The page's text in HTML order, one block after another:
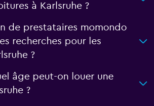
à Karlsruhe ?
de prestataires momondo
recherches pour les
?
âge peut-on louer une
?